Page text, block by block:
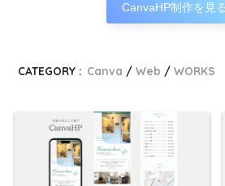
CanvaHP制作を見る
CATEGORY : Canva Web WORKS